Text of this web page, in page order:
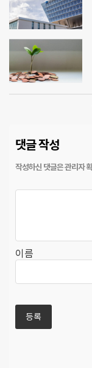
댓글 작성
이름